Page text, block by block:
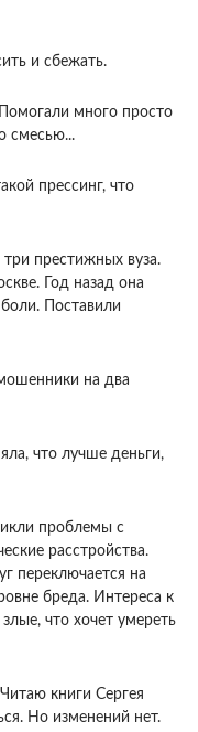
и сбежать.
много просто
смесью...
прессинг, что
престижных вуза.
Год назад она
Поставили
на два
что лучше деньги,
проблемы с
расстройства.
переключается на
бреда. Интереса к
что хочет умереть
книги Сергея
Но изменений нет.